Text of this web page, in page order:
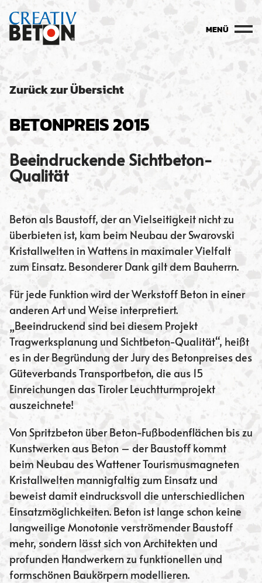
MENÜ
Zurück zur Übersicht
BETONPREIS 2015
Beeindruckende Sichtbeton-
Qualität
Beton als Baustoff, der an Vielseitigkeit nicht zu
überbieten ist, kam beim Neubau der Swarovski
Kristallwelten in Wattens in maximaler Vielfalt
zum Einsatz. Besonderer Dank gilt dem Bauherrn.
Für jede Funktion wird der Werkstoff Beton in einer
anderen Art und Weise interpretiert.
„Beeindruckend sind bei diesem Projekt
Tragwerksplanung und Sichtbeton-Qualität“, heißt
es in der Begründung der Jury des Betonpreises des
Güteverbands Transportbeton, die aus 15
Einreichungen das Tiroler Leuchtturmprojekt
auszeichnete!
Von Spritzbeton über Beton-Fußbodenflächen bis zu
Kunstwerken aus Beton – der Baustoff kommt
beim Neubau des Wattener Tourismusmagneten
Kristallwelten mannigfaltig zum Einsatz und
beweist damit eindrucksvoll die unterschiedlichen
Einsatzmöglichkeiten. Beton ist lange schon keine
langweilige Monotonie verströmender Baustoff
mehr, sondern lässt sich von Architekten und
profunden Handwerkern zu funktionellen und
formschönen Baukörpern modellieren.